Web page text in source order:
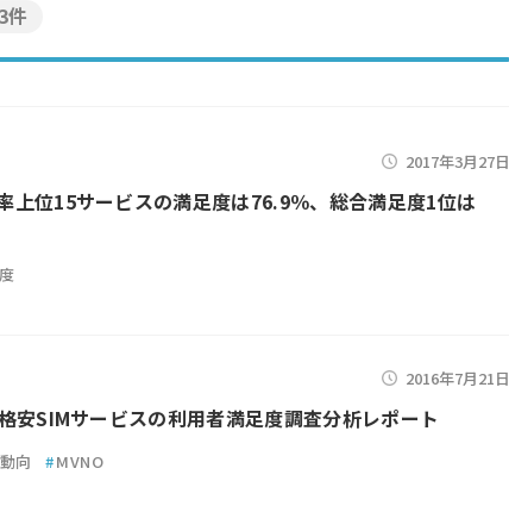
件
2017年3月27日
上位15サービスの満足度は76.9％、総合満足度1位は
2016年7月21日
安SIMサービスの利用者満足度調査分析レポート
向 #MVNO